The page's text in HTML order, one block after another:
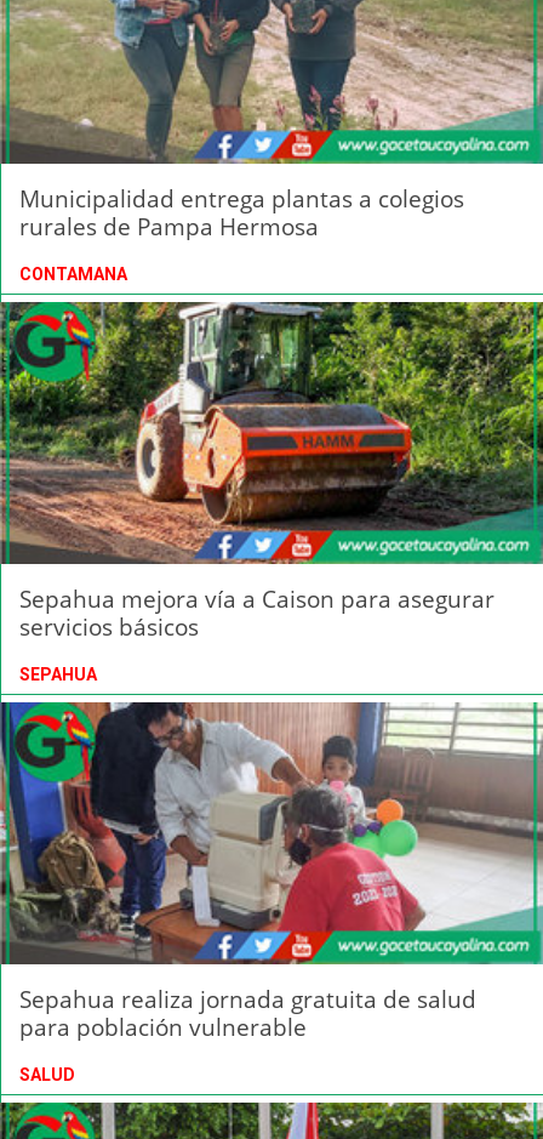
Municipalidad entrega plantas a colegios
rurales de Pampa Hermosa
CONTAMANA
Sepahua mejora vía a Caison para asegurar
servicios básicos
SEPAHUA
Sepahua realiza jornada gratuita de salud
para población vulnerable
SALUD